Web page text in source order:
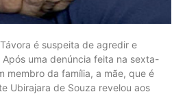
é suspeita de agredir e
uma denúncia feita na sexta-
membro da família, a mãe, que é
Ubirajara de Souza revelou aos